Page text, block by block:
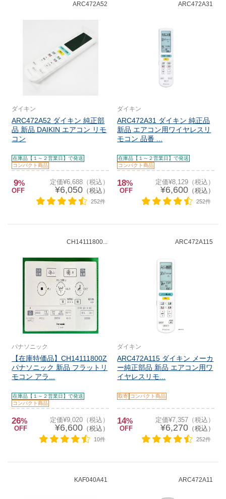
ARC472A52
ダイキン
ARC472A52 ダイキン 純正部
品 新品 DAIKIN エアコン リモ
コン
在庫品【１～２営業日】で発送
コンパクト商品
9%
OFF
定価¥6,688（税込）
¥6,050（税込）
252件
ARC472A31
ダイキン
ARC472A31 ダイキン 純正品
新品 エアコン用ワイヤレスリ
モコン 品番 ...
在庫品【１～２営業日】で発送
コンパクト商品
18%
OFF
定価¥8,129（税込）
¥6,600（税込）
252件
CH14111800...
パナソニック
【在庫特価品】CH14111800Z
パナソニック 新品 フラットリ
モコン アラ...
在庫品【１～２営業日】で発送
コンパクト商品
26%
OFF
定価¥9,020（税込）
¥6,600（税込）
10件
ARC472A115
ダイキン
ARC472A115 ダイキン メーカ
ー純正部品 新品 エアコン用ワ
イヤレスリモ...
取寄 コンパクト商品
14%
OFF
定価¥7,357（税込）
¥6,270（税込）
252件
KAF040A41 ARC472A11